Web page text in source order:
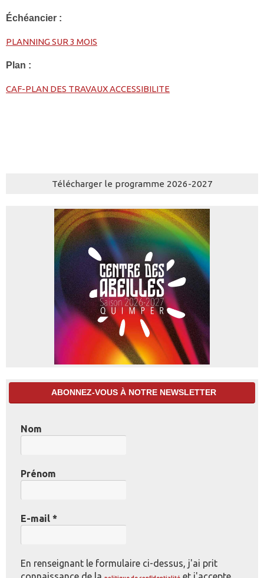
Échéancier :
PLANNING SUR 3 MOIS
Plan :
CAF-PLAN DES TRAVAUX ACCESSIBILITE
Télécharger le programme 2026-2027
ABONNEZ-VOUS À NOTRE NEWSLETTER
Nom
Prénom
E-mail *
En renseignant le formulaire ci-dessus, j'ai prit